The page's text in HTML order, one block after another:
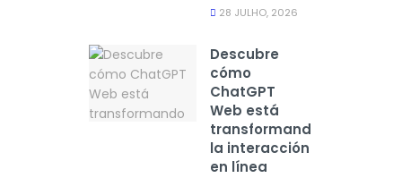
28 JULHO, 2026
Descubre
cómo
ChatGPT
Web está
transformando
la interacción
en línea